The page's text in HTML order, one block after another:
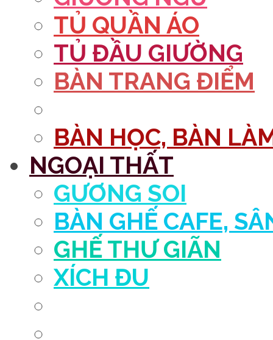
TỦ QUẦN ÁO
TỦ ĐẦU GIƯỜNG
BÀN TRANG ĐIỂM
BÀN HỌC, BÀN
NGOẠI THẤT
GƯƠNG SOI
BÀN GHẾ CAFE,
GHẾ THƯ GIÃN
XÍCH ĐU